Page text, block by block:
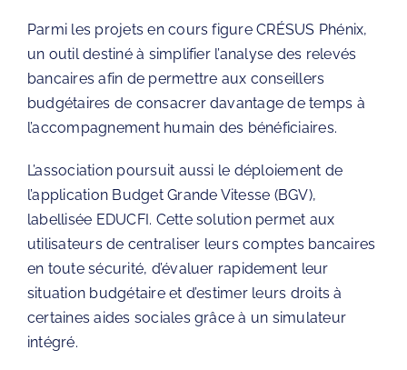
Parmi les projets en cours figure CRÉSUS Phénix,
un outil destiné à simplifier l’analyse des relevés
bancaires afin de permettre aux conseillers
budgétaires de consacrer davantage de temps à
l’accompagnement humain des bénéficiaires.
L’association poursuit aussi le déploiement de
l’application Budget Grande Vitesse (BGV),
labellisée EDUCFI. Cette solution permet aux
utilisateurs de centraliser leurs comptes bancaires
en toute sécurité, d’évaluer rapidement leur
situation budgétaire et d’estimer leurs droits à
certaines aides sociales grâce à un simulateur
intégré.